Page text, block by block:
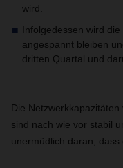
wird.
Infolgedessen wird
angespannt bleiben
dritten Quartal und
Die
sind nach wie vor stabil
unermüdlich daran, dass